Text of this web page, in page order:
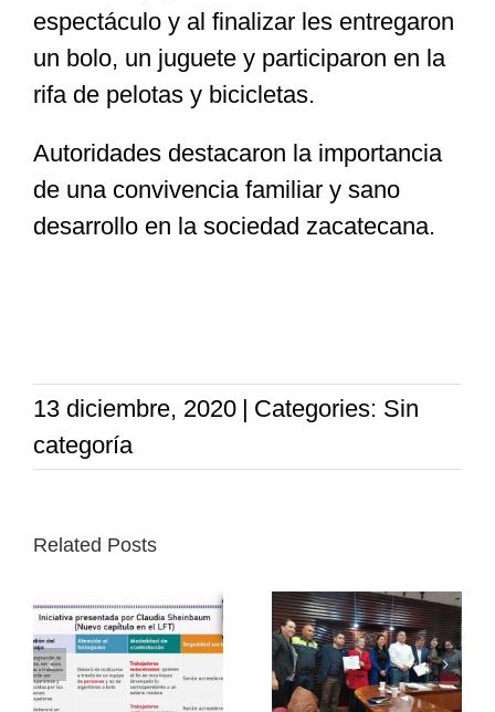
Cultura
Nosotros
espectáculo y al finalizar les entregaron
un bolo, un juguete y participaron en la
rifa de pelotas y bicicletas.
Autoridades destacaron la importancia
de una convivencia familiar y sano
desarrollo en la sociedad zacatecana.
13 diciembre, 2020 | Categories: Sin
categoría
Related Posts